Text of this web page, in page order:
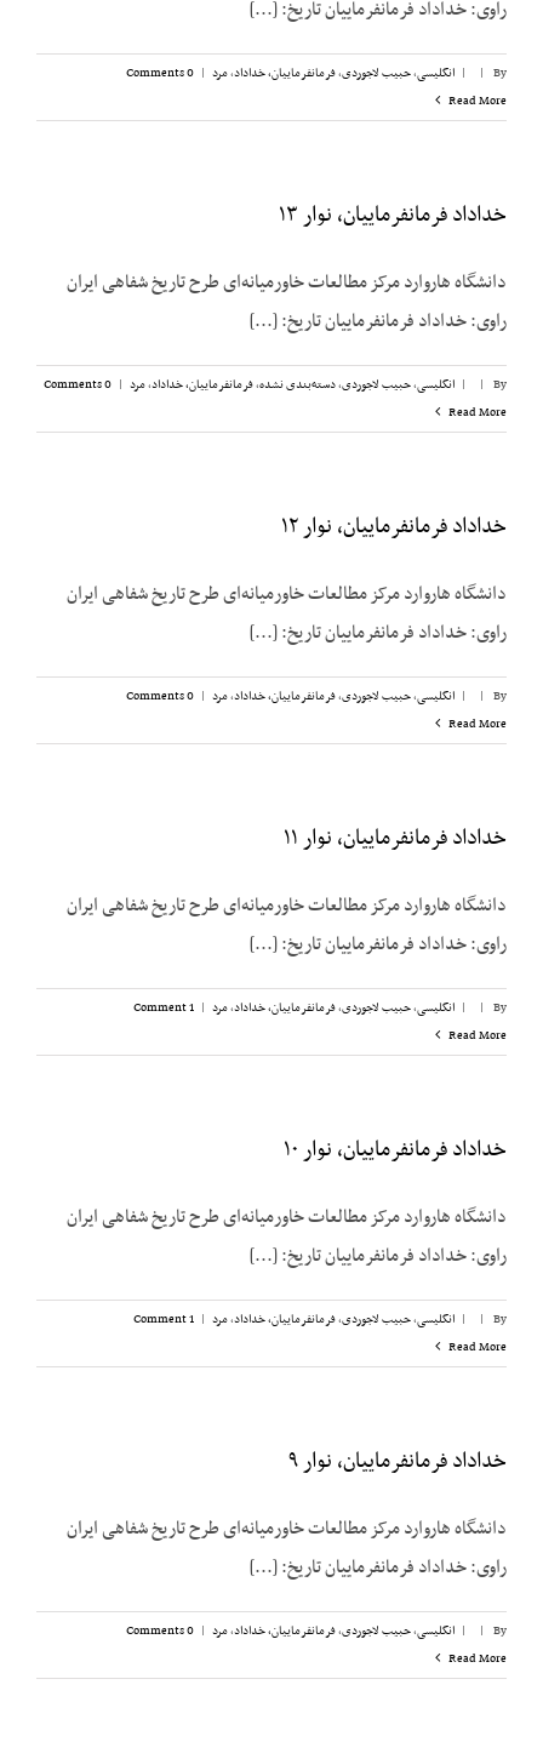
راوی: خداداد فرمانفرماییان تاریخ: [...]
By
|
| انگلیسی,حبیب لاجوردی,فرمانفرماییان، خداداد,مرد |
0 Comments
Read More
خداداد فرمانفرماییان، نوار ۱۳
دانشگاه هاروارد مرکز مطالعات خاورمیانه‌ای طرح تاریخ شفاهی ایران
راوی: خداداد فرمانفرماییان تاریخ: [...]
By
|
| انگلیسی,حبیب لاجوردی,دسته‌بندی نشده,فرمانفرماییان، خداداد,مرد |
0 Comments
Read More
خداداد فرمانفرماییان، نوار ۱۲
دانشگاه هاروارد مرکز مطالعات خاورمیانه‌ای طرح تاریخ شفاهی ایران
راوی: خداداد فرمانفرماییان تاریخ: [...]
By
|
| انگلیسی,حبیب لاجوردی,فرمانفرماییان، خداداد,مرد |
0 Comments
Read More
خداداد فرمانفرماییان، نوار ۱۱
دانشگاه هاروارد مرکز مطالعات خاورمیانه‌ای طرح تاریخ شفاهی ایران
راوی: خداداد فرمانفرماییان تاریخ: [...]
By
|
| انگلیسی,حبیب لاجوردی,فرمانفرماییان، خداداد,مرد |
1 Comment
Read More
خداداد فرمانفرماییان، نوار ۱۰
دانشگاه هاروارد مرکز مطالعات خاورمیانه‌ای طرح تاریخ شفاهی ایران
راوی: خداداد فرمانفرماییان تاریخ: [...]
By
|
| انگلیسی,حبیب لاجوردی,فرمانفرماییان، خداداد,مرد |
1 Comment
Read More
خداداد فرمانفرماییان، نوار ۹
دانشگاه هاروارد مرکز مطالعات خاورمیانه‌ای طرح تاریخ شفاهی ایران
راوی: خداداد فرمانفرماییان تاریخ: [...]
By
|
| انگلیسی,حبیب لاجوردی,فرمانفرماییان، خداداد,مرد |
0 Comments
Read More